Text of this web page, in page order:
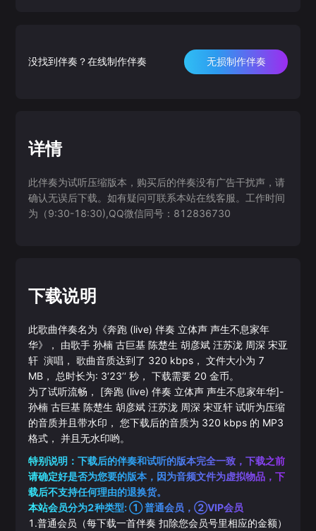
没找到伴奏？在线制作伴奏 无损制作伴奏
详情
此伴奏为试听压缩版本，购买后的伴奏没有广告干扰声，请
确认无误后下载。如有疑问可联系本站在线客服。工作时间
为（9:30-18:30),QQ微信同号：812836730
下载说明
此歌曲伴奏名为《奔跑 (live) 伴奏 立体声 声生不息家年
华》， 由歌手 孙楠 古巨基 陈楚生 胡彦斌 汪苏泷 周深 宋亚
轩 演唱， 歌曲音质达到了 320 kbps， 文件大小为 7
MB， 总时长为: 3‘23’‘秒， 下载需要 20 金币。
为了试听流畅， [奔跑 (live) 伴奏 立体声 声生不息家年华]-
孙楠 古巨基 陈楚生 胡彦斌 汪苏泷 周深 宋亚轩 试听为压缩
的音质并且带水印， 您下载后的音质为 320 kbps 的 MP3
格式， 并且无水印哟。
特别说明：下载后的伴奏和试听的版本完全一致，下载之前
请确定好是否为您要的版本，因为音频文件为虚拟物品，下
载后不支持任何理由的退换货。
本站会员分为2种类型: ① 普通会员，②VIP会员
1.普通会员（每下载一首伴奏 扣除您会员号里相应的金额）